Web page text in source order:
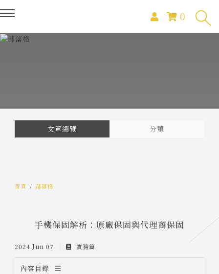
0
文章總覽 分類
首頁 部落格
手機保固解析：原廠保固與代理商保固
2024 Jun 07 實務篇
內容目錄